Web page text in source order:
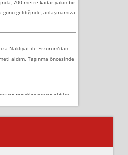
700 metre kadar yakın bir
günü geldiğinde, anlaşmamıza
Nakliyat ile Erzurum’dan
aldım. Taşınma öncesinde
taşıdılar parayı aldılar.
alüminyum renkli bantı